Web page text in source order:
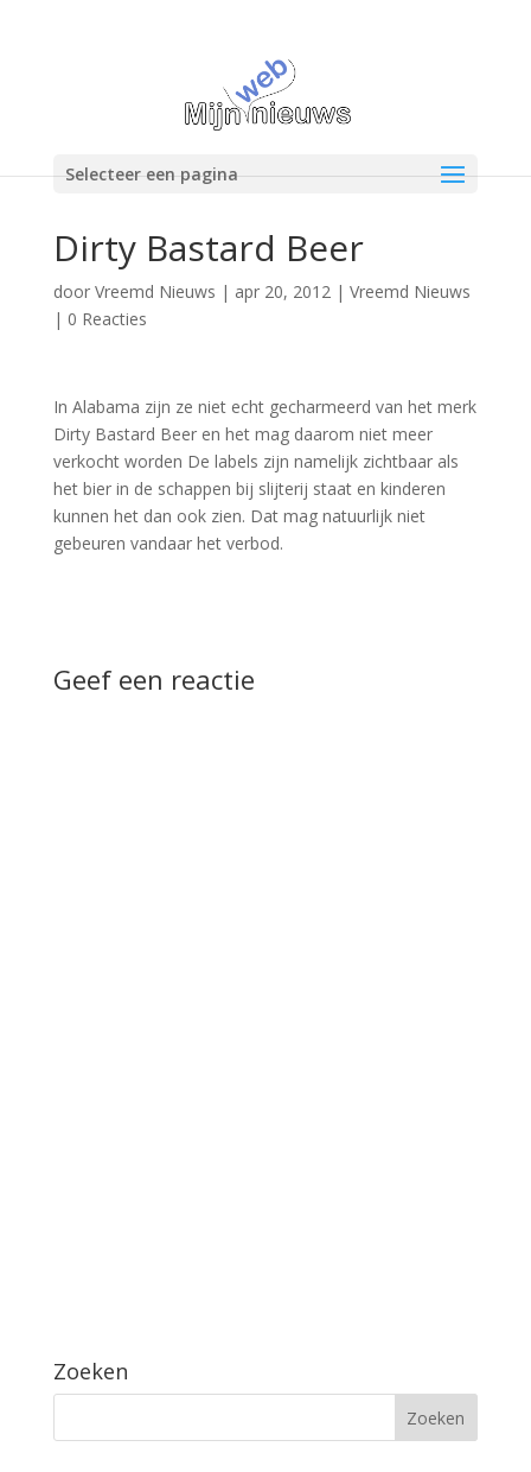
Selecteer een pagina
Dirty Bastard Beer
door Vreemd Nieuws | apr 20, 2012| Vreemd Nieuws
| 0 Reacties
In Alabama zijn ze niet echt gecharmeerd van het merk
Dirty Bastard Beer en het mag daarom niet meer
verkocht worden De labels zijn namelijk zichtbaar als
het bier in de schappen bij slijterij staat en kinderen
kunnen het dan ook zien. Dat mag natuurlijk niet
gebeuren vandaar het verbod.
Geef een reactie
Zoeken